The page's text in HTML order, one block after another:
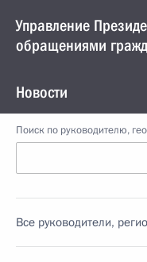
Управление
обращениями
Новости
Поиск по руководителю,
Все руководители,